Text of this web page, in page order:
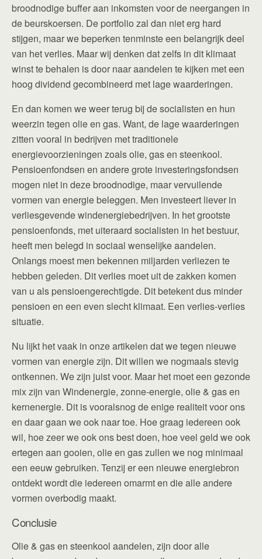
broodnodige buffer aan inkomsten voor de neergangen in
de beurskoersen. De portfolio zal dan niet erg hard
stijgen, maar we beperken tenminste een belangrijk deel
van het verlies. Maar wij denken dat zelfs in dit klimaat
winst te behalen is door naar aandelen te kijken met een
hoog dividend gecombineerd met lage waarderingen.
En dan komen we weer terug bij de socialisten en hun
weerzin tegen olie en gas. Want, de lage waarderingen
zitten vooral in bedrijven met traditionele
energievoorzieningen zoals olie, gas en steenkool.
Pensioenfondsen en andere grote investeringsfondsen
mogen niet in deze broodnodige, maar vervuilende
vormen van energie beleggen. Men investeert liever in
verliesgevende windenergiebedrijven. In het grootste
pensioenfonds, met uiteraard socialisten in het bestuur,
heeft men belegd in sociaal wenselijke aandelen.
Onlangs moest men bekennen miljarden verliezen te
hebben geleden. Dit verlies moet uit de zakken komen
van u als pensioengerechtigde. Dit betekent dus minder
pensioen en een even slecht klimaat. Een verlies-verlies
situatie.
Nu lijkt het vaak in onze artikelen dat we tegen nieuwe
vormen van energie zijn. Dit willen we nogmaals stevig
ontkennen. We zijn juist voor. Maar het moet een gezonde
mix zijn van Windenergie, zonne-energie, olie & gas en
kernenergie. Dit is vooralsnog de enige realiteit voor ons
en daar gaan we ook naar toe. Hoe graag iedereen ook
wil, hoe zeer we ook ons best doen, hoe veel geld we ook
ertegen aan gooien, olie en gas zullen we nog minimaal
een eeuw gebruiken. Tenzij er een nieuwe energiebron
ontdekt wordt die iedereen omarmt en die alle andere
vormen overbodig maakt.
Conclusie
Olie & gas en steenkool aandelen, zijn door alle